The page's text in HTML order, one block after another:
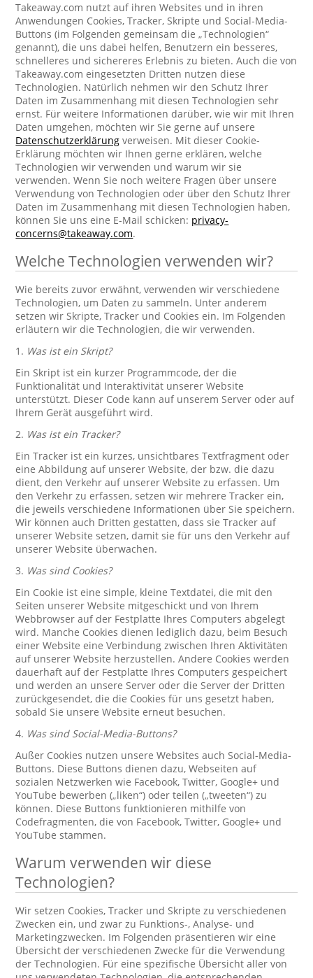
Takeaway.com nutzt auf ihren Websites und in ihren
Anwendungen Cookies, Tracker, Skripte und Social-Media-
Buttons (im Folgenden gemeinsam die „Technologien“
genannt), die uns dabei helfen, Benutzern ein besseres,
schnelleres und sichereres Erlebnis zu bieten. Auch die von
Takeaway.com eingesetzten Dritten nutzen diese
Technologien. Natürlich nehmen wir den Schutz Ihrer
Daten im Zusammenhang mit diesen Technologien sehr
ernst. Für weitere Informationen darüber, wie wir mit Ihren
Daten umgehen, möchten wir Sie gerne auf unsere
Datenschutzerklärung verweisen. Mit dieser Cookie-
Erklärung möchten wir Ihnen gerne erklären, welche
Technologien wir verwenden und warum wir sie
verwenden. Wenn Sie noch weitere Fragen über unsere
Verwendung von Technologien oder über den Schutz Ihrer
Daten im Zusammenhang mit diesen Technologien haben,
können Sie uns eine E-Mail schicken: privacy-
concerns@takeaway.com.
Welche Technologien verwenden wir?
Wie bereits zuvor erwähnt, verwenden wir verschiedene
Technologien, um Daten zu sammeln. Unter anderem
setzen wir Skripte, Tracker und Cookies ein. Im Folgenden
erläutern wir die Technologien, die wir verwenden.
1. Was ist ein Skript?
Ein Skript ist ein kurzer Programmcode, der die
Funktionalität und Interaktivität unserer Website
unterstützt. Dieser Code kann auf unserem Server oder auf
Ihrem Gerät ausgeführt wird.
2. Was ist ein Tracker?
Ein Tracker ist ein kurzes, unsichtbares Textfragment oder
eine Abbildung auf unserer Website, der bzw. die dazu
dient, den Verkehr auf unserer Website zu erfassen. Um
den Verkehr zu erfassen, setzen wir mehrere Tracker ein,
die jeweils verschiedene Informationen über Sie speichern.
Wir können auch Dritten gestatten, dass sie Tracker auf
unserer Website setzen, damit sie für uns den Verkehr auf
unserer Website überwachen.
3. Was sind Cookies?
Ein Cookie ist eine simple, kleine Textdatei, die mit den
Seiten unserer Website mitgeschickt und von Ihrem
Webbrowser auf der Festplatte Ihres Computers abgelegt
wird. Manche Cookies dienen lediglich dazu, beim Besuch
einer Website eine Verbindung zwischen Ihren Aktivitäten
auf unserer Website herzustellen. Andere Cookies werden
dauerhaft auf der Festplatte Ihres Computers gespeichert
und werden an unsere Server oder die Server der Dritten
zurückgesendet, die die Cookies für uns gesetzt haben,
sobald Sie unsere Website erneut besuchen.
4. Was sind Social-Media-Buttons?
Außer Cookies nutzen unsere Websites auch Social-Media-
Buttons. Diese Buttons dienen dazu, Webseiten auf
sozialen Netzwerken wie Facebook, Twitter, Google+ und
YouTube bewerben („liken“) oder teilen („tweeten“) zu
können. Diese Buttons funktionieren mithilfe von
Codefragmenten, die von Facebook, Twitter, Google+ und
YouTube stammen.
Warum verwenden wir diese
Technologien?
Wir setzen Cookies, Tracker und Skripte zu verschiedenen
Zwecken ein, und zwar zu Funktions-, Analyse- und
Marketingzwecken. Im Folgenden präsentieren wir eine
Übersicht der verschiedenen Zwecke für die Verwendung
der Technologien. Für eine spezifische Übersicht aller von